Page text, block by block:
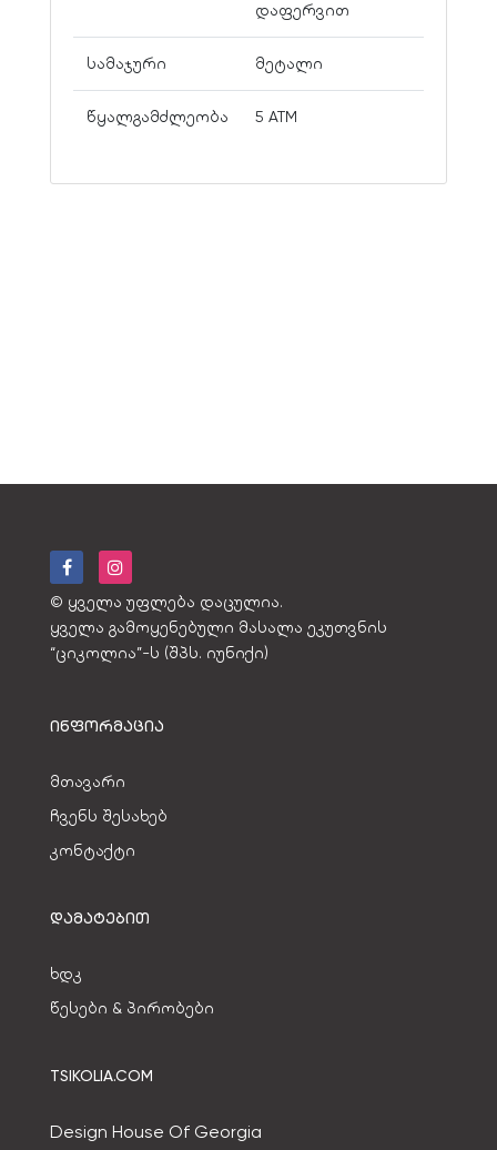
დაფერვით
სამაჯური მეტალი
წყალგამძლეობა 5 ATM
© ყველა უფლება დაცულია.
ყველა გამოყენებული მასალა ეკუთვნის
“ციკოლია”-ს (შპს. იუნიქი)
ᲘᲜᲤᲝᲠᲛᲐᲪᲘᲐ
მთავარი
ჩვენს შესახებ
კონტაქტი
ᲓᲐᲛᲐᲢᲔᲑᲘᲗ
ხდკ
წესები & პირობები
TSIKOLIA.COM
Design House Of Georgia